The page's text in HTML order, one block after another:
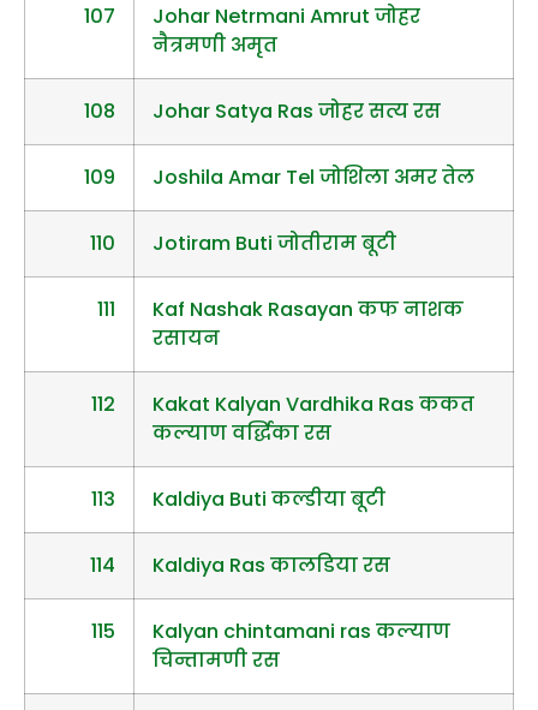
107
Johar Netrmani Amrut जोहर
नैत्रमणी अमृत
108 Johar Satya Ras जोहर सत्य रस
109 Joshila Amar Tel जोशिला अमर तेल
110 Jotiram Buti जोतीराम बूटी
111
Kaf Nashak Rasayan कफ नाशक
रसायन
112
Kakat Kalyan Vardhika Ras ककत
कल्याण वर्द्धिका रस
113 Kaldiya Buti कल्डीया बूटी
114 Kaldiya Ras कालडिया रस
115
Kalyan chintamani ras कल्याण
चिन्तामणी रस